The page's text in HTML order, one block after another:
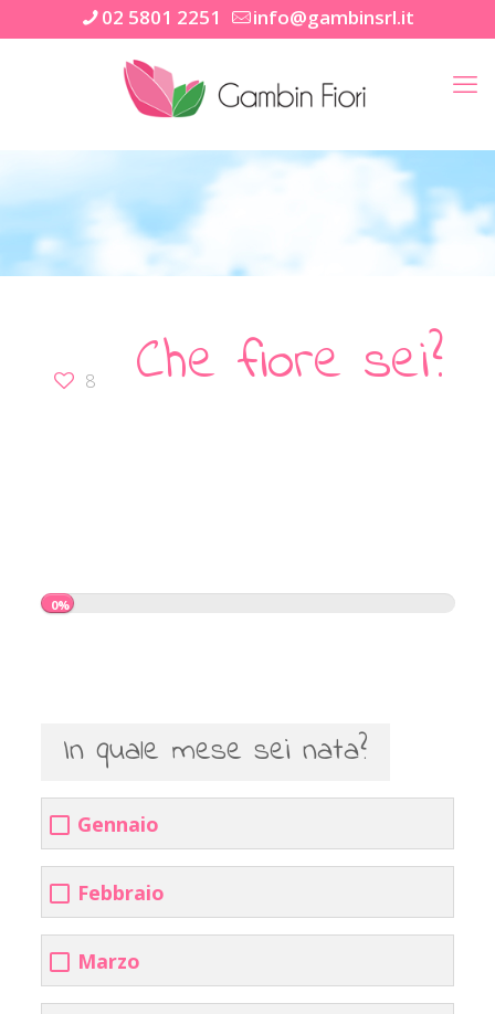
02 5801 2251 info@gambinsrl.it
8 Che fiore sei?
0%
In quale mese sei nata?
Gennaio
Febbraio
Marzo